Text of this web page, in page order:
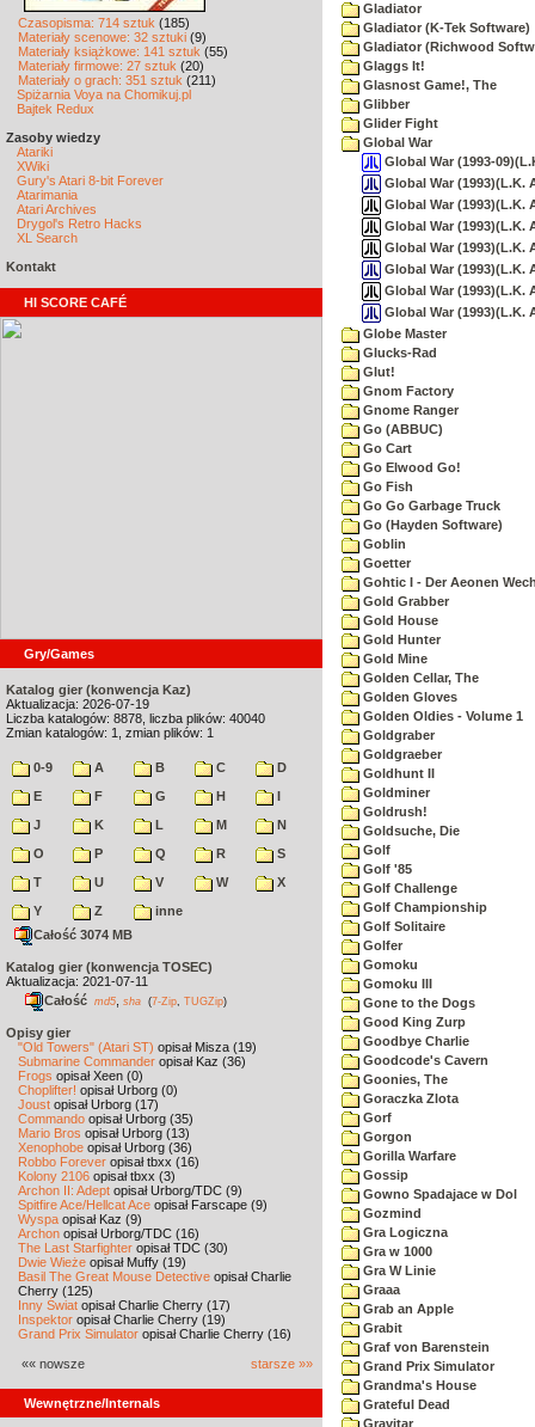
Czasopisma: 714 sztuk (185)
Materiały scenowe: 32 sztuki (9)
Materiały książkowe: 141 sztuk (55)
Materiały firmowe: 27 sztuk (20)
Materiały o grach: 351 sztuk (211)
Spiżarnia Voya na Chomikuj.pl
Bajtek Redux
Zasoby wiedzy
Atariki
XWiki
Gury's Atari 8-bit Forever
Atarimania
Atari Archives
Drygol's Retro Hacks
XL Search
Kontakt
HI SCORE CAFÉ
Gry/Games
Katalog gier (konwencja Kaz)
Aktualizacja: 2026-07-19
Liczba katalogów: 8878, liczba plików: 40040
Zmian katalogów: 1, zmian plików: 1
0-9 A B C
D
E
F G H
I
J
K L M
N
O
P Q R
S
T
U V W
X
Y
Z
inne
Całość 3074 MB
Katalog gier (konwencja TOSEC)
Aktualizacja: 2021-07-11
Całość md5 sha (7-Zip TUGZip)
Opisy gier
"Old Towers" (Atari ST) opisał Misza (19)
Submarine Commander opisał Kaz (36)
Frogs opisał Xeen (0)
Choplifter! opisał Urborg (0)
Joust opisał Urborg (17)
Commando opisał Urborg (35)
Mario Bros opisał Urborg (13)
Xenophobe opisał Urborg (36)
Robbo Forever opisał tbxx (16)
Kolony 2106 opisał tbxx (3)
Archon II: Adept opisał Urborg/TDC (9)
Spitfire Ace/Hellcat Ace opisał Farscape (9)
Wyspa opisał Kaz (9)
Archon opisał Urborg/TDC (16)
The Last Starfighter opisał TDC (30)
Dwie Wieże opisał Muffy (19)
Basil The Great Mouse Detective opisał Charlie
Cherry (125)
Inny Świat opisał Charlie Cherry (17)
Inspektor opisał Charlie Cherry (19)
Grand Prix Simulator opisał Charlie Cherry (16)
«« nowsze starsze »»
Wewnętrzne/Internals
Gladiator
Gladiator (K-Tek Software)
Gladiator (Richwood
Glaggs It!
Glasnost Game!, The
Glibber
Glider Fight
Global War
Global War (1993-
Global War (1993)(L.K.
Global War (1993)(L.K.
Global War
Global War (1993)(L.K.
Global War (1993)(L.K.
Global War
Global War (1993)(L.K.
Globe Master
Glucks-Rad
Glut!
Gnom Factory
Gnome Ranger
Go (ABBUC)
Go Cart
Go Elwood Go!
Go Fish
Go Go Garbage Truck
Go (Hayden Software)
Goblin
Goetter
Gohtic I - Der Aeonen
Gold Grabber
Gold House
Gold Hunter
Gold Mine
Golden Cellar, The
Golden Gloves
Golden Oldies - Volume 1
Goldgraber
Goldgraeber
Goldhunt II
Goldminer
Goldrush!
Goldsuche, Die
Golf
Golf '85
Golf Challenge
Golf Championship
Golf Solitaire
Golfer
Gomoku
Gomoku III
Gone to the Dogs
Good King Zurp
Goodbye Charlie
Goodcode's Cavern
Goonies, The
Goraczka Zlota
Gorf
Gorgon
Gorilla Warfare
Gossip
Gowno Spadajace w Dol
Gozmind
Gra Logiczna
Gra w 1000
Gra W Linie
Graaa
Grab an Apple
Grabit
Graf von Barenstein
Grand Prix Simulator
Grandma's House
Grateful Dead
Gravitar